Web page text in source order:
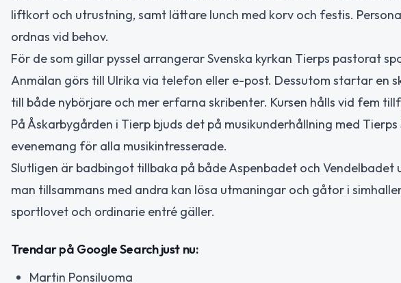
liftkort och utrustning, samt lättare lunch med korv och festis.
ordnas vid behov.
För de som gillar pyssel arrangerar Svenska kyrkan Tierps pastorat
Anmälan görs till Ulrika via telefon eller e-post. Dessutom startar en
till både nybörjare och mer erfarna skribenter. Kursen hålls vid fem
På Åskarbygården i Tierp bjuds det på musikunderhållning med
evenemang för alla musikintresserade.
Slutligen är badbingot tillbaka på både Aspenbadet och
man tillsammans med andra kan lösa utmaningar och gåtor i
sportlovet och ordinarie entré gäller.
Trendar på Google Search just nu:
Martin Ponsiluoma